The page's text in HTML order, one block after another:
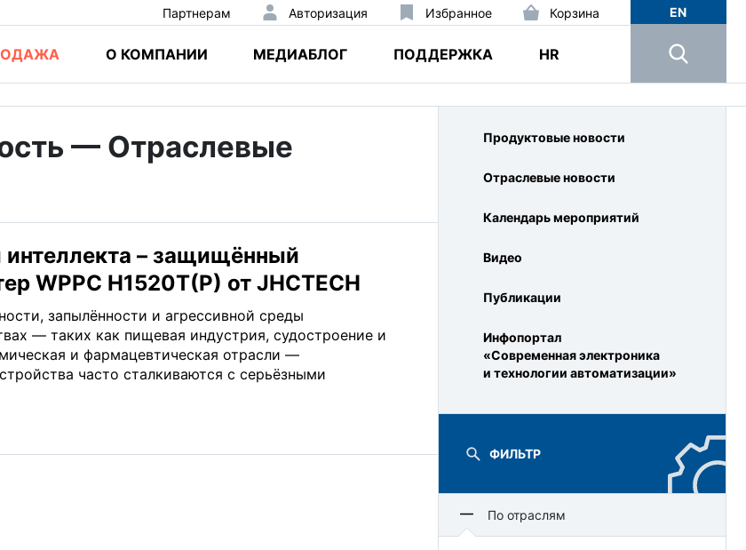
Партнерам Избранное
Авторизация Корзина
О КОМПАНИИ МЕДИАБЛОГ ПОДДЕРЖКА HR
EN
— Отраслевые
– защищённый
WPPC H1520T(P) от JHCTECH
запылённости и агрессивной среды
— таких как пищевая индустрия, судостроение и
и фармацевтическая отрасли —
часто сталкиваются с серьёзными
Продуктовые новости
Отраслевые новости
Календарь мероприятий
Видео
Публикации
Инфопортал
«Современная электроника
и технологии автоматизации»
ФИЛЬТР
По отраслям